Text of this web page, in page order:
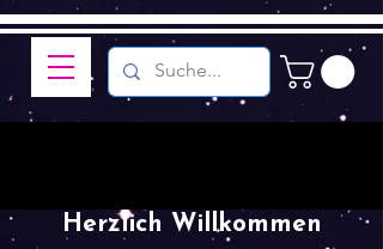
Herzlich Willkommen